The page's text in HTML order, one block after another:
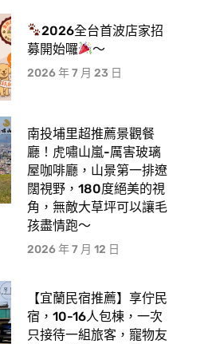
2026全台首波店家招
募開始囉
～
2026 年 7 月 23 日
南投埔里超推薦景觀餐
廳！虎嘯山嵐-厲害玻璃
屋咖啡廳，山景第一排遼
闊視野，180度絕美的視
角，無敵大草坪可以讓毛
孩盡情跑〜
2026 年 7 月 12 日
【宜蘭民宿推薦】享佇民
宿，10-16人包棟，一次
只接待一組旅客，寵物友